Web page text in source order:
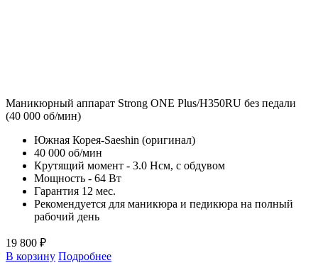
Маникюрный аппарат Strong ONE Plus/H350RU без педали
(40 000 об/мин)
Южная Корея-Saeshin (оригинал)
40 000 об/мин
Крутящий момент - 3.0 Нсм, с обдувом
Мощность - 64 Вт
Гарантия 12 мес.
Рекомендуется для маникюра и педикюра на полный
рабочий день
19 800 ₽
В корзину Подробнее